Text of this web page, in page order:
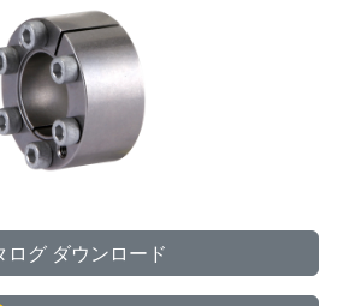
ログ ダウンロード